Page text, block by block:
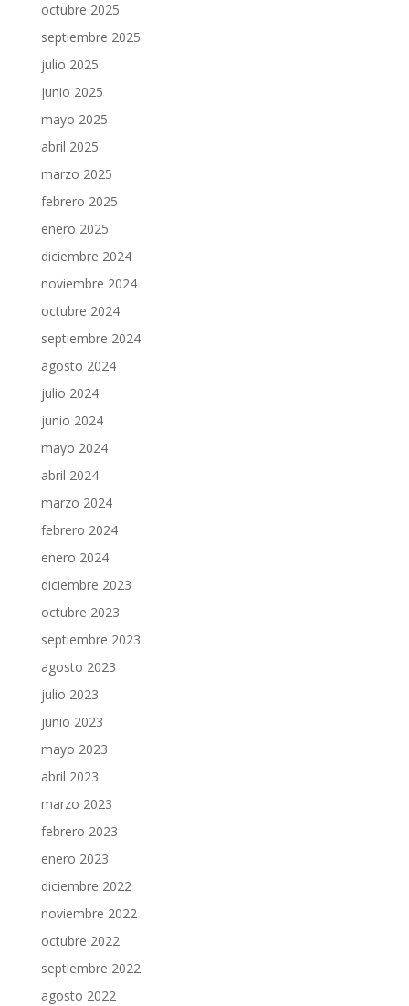
octubre 2025
septiembre 2025
julio 2025
junio 2025
mayo 2025
abril 2025
marzo 2025
febrero 2025
enero 2025
diciembre 2024
noviembre 2024
octubre 2024
septiembre 2024
agosto 2024
julio 2024
junio 2024
mayo 2024
abril 2024
marzo 2024
febrero 2024
enero 2024
diciembre 2023
octubre 2023
septiembre 2023
agosto 2023
julio 2023
junio 2023
mayo 2023
abril 2023
marzo 2023
febrero 2023
enero 2023
diciembre 2022
noviembre 2022
octubre 2022
septiembre 2022
agosto 2022